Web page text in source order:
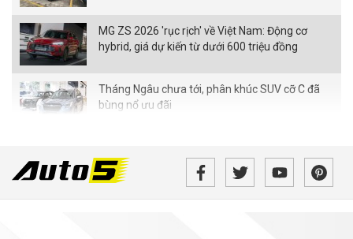
MG ZS 2026 'rục rịch' về Việt Nam: Động cơ
hybrid, giá dự kiến từ dưới 600 triệu đồng
Tháng Ngâu chưa tới, phân khúc SUV cỡ C đã
bùng nổ ưu đãi
nào sắp ra mắt khách Việt?